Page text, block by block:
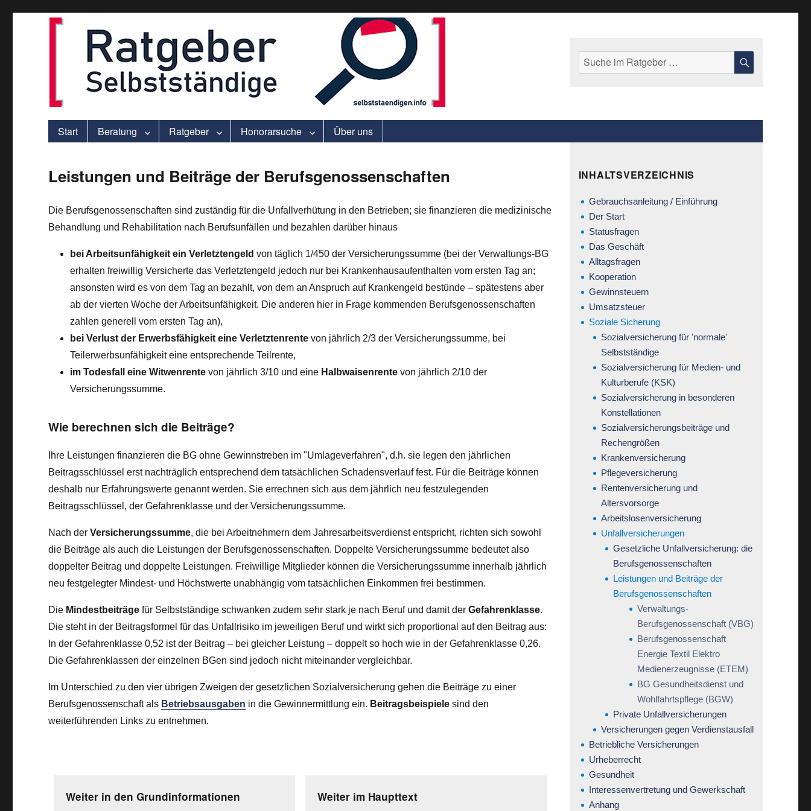
selbststaendigen.info
ver.di-Beratung für Solo-Selbstständige – praxisnah und individuell.
Suche
nach:
Start Beratung Ratgeber Honorarsuche Über uns
Leistungen und Beiträge der Berufsgenossenschaften
Die Berufsgenossenschaften sind zuständig für die Unfallverhütung in den Betrieben; sie finanzieren die medizinische
Behandlung und Rehabilitation nach Berufsunfällen und bezahlen darüber hinaus
bei Arbeitsunfähigkeit ein Verletztengeld von täglich 1/450 der Versicherungssumme (bei der Verwaltungs-BG
erhalten freiwillig Versicherte das Verletztengeld jedoch nur bei Krankenhausaufenthalten vom ersten Tag an;
ansonsten wird es von dem Tag an bezahlt, von dem an Anspruch auf Krankengeld bestünde – spätestens aber
ab der vierten Woche der Arbeitsunfähigkeit. Die anderen hier in Frage kommenden Berufsgenossenschaften
zahlen generell vom ersten Tag an),
bei Verlust der Erwerbsfähigkeit eine Verletztenrente von jährlich 2/3 der Versicherungssumme, bei
Teilerwerbsunfähigkeit eine entsprechende Teilrente,
im Todesfall eine Witwenrente von jährlich 3/10 und eine Halbwaisenrente von jährlich 2/10 der
Versicherungssumme.
Wie berechnen sich die Beiträge?
Ihre Leistungen finanzieren die BG ohne Gewinnstreben im "Umlageverfahren", d.h. sie legen den jährlichen
Beitragsschlüssel erst nachträglich entsprechend dem tatsächlichen Schadensverlauf fest. Für die Beiträge können
deshalb nur Erfahrungswerte genannt werden. Sie errechnen sich aus dem jährlich neu festzulegenden
Beitragsschlüssel, der Gefahrenklasse und der Versicherungssumme.
Nach derVersicherungssumme, die bei Arbeitnehmern dem Jahresarbeitsverdienst entspricht, richten sich sowohl
die Beiträge als auch die Leistungen der Berufsgenossenschaften. Doppelte Versicherungssumme bedeutet also
doppelter Beitrag und doppelte Leistungen. Freiwillige Mitglieder können die Versicherungssumme innerhalb jährlich
neu festgelegter Mindest- und Höchstwerte unabhängig vom tatsächlichen Einkommen frei bestimmen.
Die Mindestbeiträge für Selbstständige schwanken zudem sehr stark je nach Beruf und damit derGefahrenklasse.
Die steht in der Beitragsformel für das Unfallrisiko im jeweiligen Beruf und wirkt sich proportional auf den Beitrag aus:
In der Gefahrenklasse 0,52 ist der Beitrag – bei gleicher Leistung – doppelt so hoch wie in der Gefahrenklasse 0,26.
Die Gefahrenklassen der einzelnen BGen sind jedoch nicht miteinander vergleichbar.
Im Unterschied zu den vier übrigen Zweigen der gesetzlichen Sozialversicherung gehen die Beiträge zu einer
Berufsgenossenschaft als Betriebsausgaben in die Gewinnermittlung ein. Beitragsbeispiele sind den
weiterführenden Links zu entnehmen.
Weiter in den Grundinformationen Weiter im Haupttext
INHALTSVERZEICHNIS
Gebrauchsanleitung / Einführung
Der Start
Statusfragen
Das Geschäft
Alltagsfragen
Kooperation
Gewinnsteuern
Umsatzsteuer
Soziale Sicherung
Sozialversicherung für 'normale'
Selbstständige
Sozialversicherung für Medien- und
Kulturberufe (KSK)
Sozialversicherung in besonderen
Konstellationen
Sozialversicherungsbeiträge und
Rechengrößen
Krankenversicherung
Pflegeversicherung
Rentenversicherung und
Altersvorsorge
Arbeitslosenversicherung
Unfallversicherungen
Gesetzliche Unfallversicherung: die
Berufsgenossenschaften
Leistungen und Beiträge der
Berufsgenossenschaften
Verwaltungs-
Berufsgenossenschaft (VBG)
Berufsgenossenschaft
Energie Textil Elektro
Medienerzeugnisse (ETEM)
BG Gesundheitsdienst und
Wohlfahrtspflege (BGW)
Private Unfallversicherungen
Versicherungen gegen Verdienstausfall
Betriebliche Versicherungen
Urheberrecht
Gesundheit
Interessenvertretung und Gewerkschaft
Anhang